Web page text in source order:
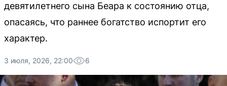
девятилетнего сына Беара к состоянию отца,
опасаясь, что раннее богатство испортит его
характер.
3 июля, 2026, 22:00 6